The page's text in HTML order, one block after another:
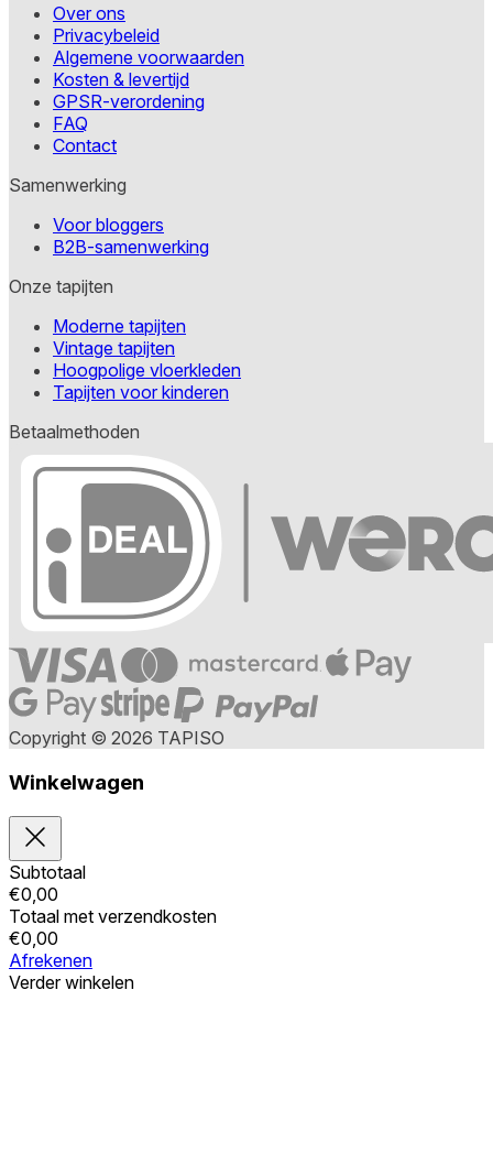
Over ons
Privacybeleid
Algemene voorwaarden
Kosten & levertijd
GPSR-verordening
FAQ
Contact
Samenwerking
Voor bloggers
B2B-samenwerking
Onze tapijten
Moderne tapijten
Vintage tapijten
Hoogpolige vloerkleden
Tapijten voor kinderen
Betaalmethoden
Copyright © 2026 TAPISO
Winkelwagen
Subtotaal
€0,00
Totaal met verzendkosten
€0,00
Afrekenen
Verder winkelen